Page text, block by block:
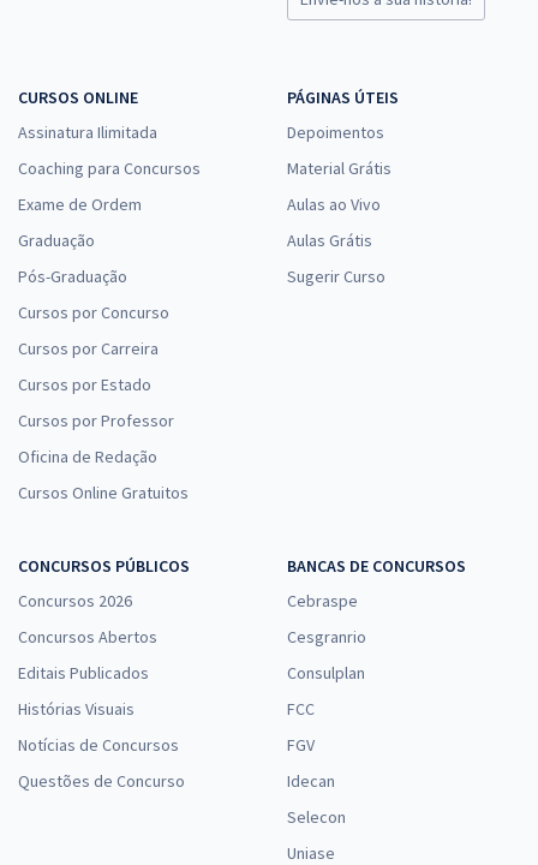
CURSOS ONLINE
Assinatura Ilimitada
Coaching para Concursos
Exame de Ordem
Graduação
Pós-Graduação
Cursos por Concurso
Cursos por Carreira
Cursos por Estado
Cursos por Professor
Oficina de Redação
Cursos Online Gratuitos
PÁGINAS ÚTEIS
Depoimentos
Material Grátis
Aulas ao Vivo
Aulas Grátis
Sugerir Curso
CONCURSOS PÚBLICOS
Concursos 2026
Concursos Abertos
Editais Publicados
Histórias Visuais
Notícias de Concursos
Questões de Concurso
BANCAS DE CONCURSOS
Cebraspe
Cesgranrio
Consulplan
FCC
FGV
Idecan
Selecon
Uniase